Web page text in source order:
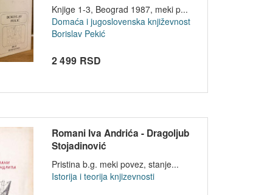
Knjige 1-3, Beograd 1987, meki p...
Domaća i jugoslovenska književnost
Borislav Pekić
2 499 RSD
Romani Iva Andrića - Dragoljub
Stojadinović
Pristina b.g. meki povez, stanje...
Istorija i teorija knjizevnosti